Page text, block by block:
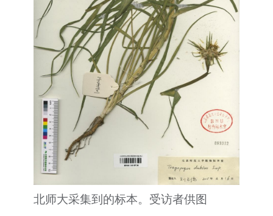
北师大采集到的标本。受访者供图